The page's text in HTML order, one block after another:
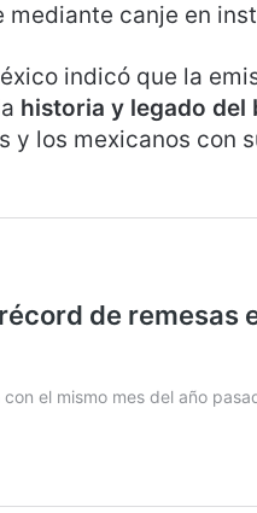
canje en
indicó que la
historia y legado del
los mexicanos con